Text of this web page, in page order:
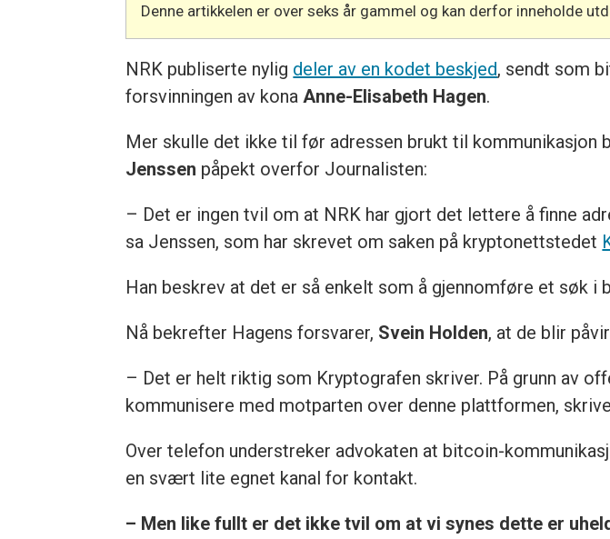
Denne artikkelen er over seks år gammel og kan derfor inneholde
NRK publiserte nylig deler av en kodet beskjed, sendt som
forsvinningen av konaAnne-Elisabeth Hagen.
Mer skulle det ikke til før adressen brukt til kommunikasjon
Jenssen påpekt overfor Journalisten:
– Det er ingen tvil om at NRK har gjort det lettere å finne
sa Jenssen, som har skrevet om saken på kryptonettstedet
Han beskrev at det er så enkelt som å gjennomføre et søk
Nå bekrefter Hagens forsvarer, Svein Holden, at de blir
– Det er helt riktig som Kryptografen skriver. På grunn av
kommunisere med motparten over denne plattformen,
Over telefon understreker advokaten at bitcoin-
en svært lite egnet kanal for kontakt.
– Men like fullt er det ikke tvil om at vi synes dette er